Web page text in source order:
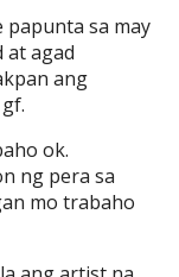
papunta sa may
at agad
ang
ok.
ng pera sa
mo trabaho